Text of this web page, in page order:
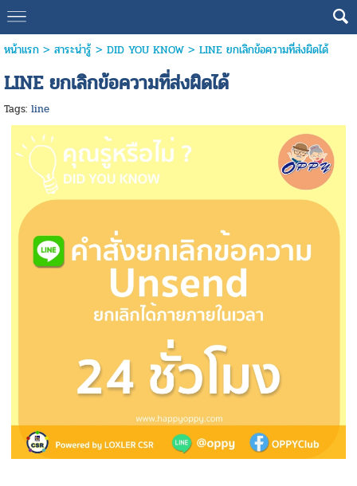
หน้าแรก> สาระน่ารู้ > DID YOU KNOW> LINE ยกเลิกข้อความที่ส่งผิดได้
LINE ยกเลิกข้อความที่ส่งผิดได้
Tags: line